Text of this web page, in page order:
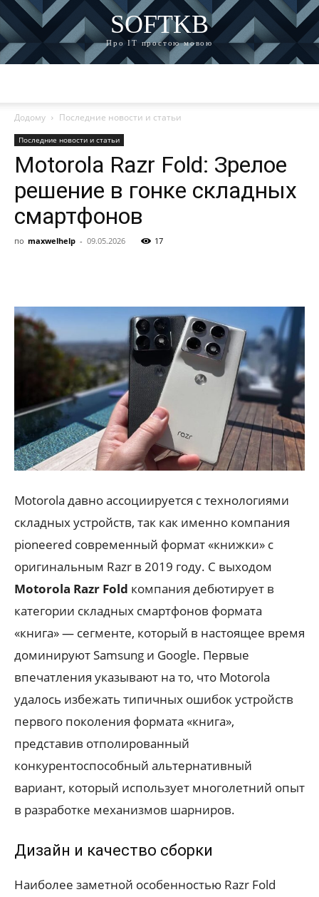
SOFTKB
Про ІТ простою мовою
Додому Последние новости и статьи
Последние новости и статьи
Motorola Razr Fold: Зрелое
решение в гонке складных
смартфонов
по maxwelhelp - 09.05.2026 17
Motorola давно ассоциируется с технологиями
складных устройств, так как именно компания
pioneered современный формат «книжки» с
оригинальным Razr в 2019 году. С выходом
Motorola Razr Fold компания дебютирует в
категории складных смартфонов формата
«книга» — сегменте, который в настоящее время
доминируют Samsung и Google. Первые
впечатления указывают на то, что Motorola
удалось избежать типичных ошибок устройств
первого поколения формата «книга»,
представив отполированный
конкурентоспособный альтернативный
вариант, который использует многолетний опыт
в разработке механизмов шарниров.
Дизайн и качество сборки
Наиболее заметной особенностью Razr Fold